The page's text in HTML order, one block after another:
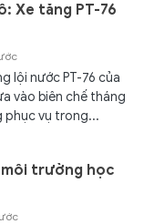
Xe tăng PT-76
lội nước PT-76 của
vào biên chế tháng
phục vụ trong...
môi trường học